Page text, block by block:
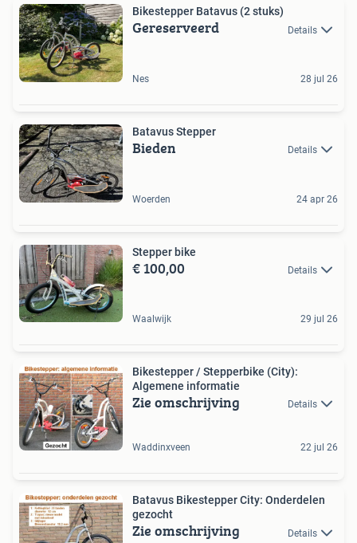
Bikestepper Batavus (2 stuks)
Gereserveerd Details
Nes 28 jul 26
Batavus Stepper
Bieden Details
Woerden 24 apr 26
Stepper bike
€ 100,00 Details
Waalwijk 29 jul 26
Bikestepper / Stepperbike (City):
Algemene informatie
Zie omschrijving Details
Waddinxveen 22 jul 26
Batavus Bikestepper City: Onderdelen
gezocht
Zie omschrijving Details